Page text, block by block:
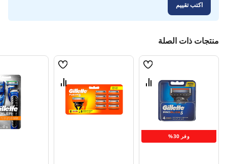
اكتب تقييم
منتجات ذات الصلة
وفر 30%
قائمة
قارن
قائمة
قارن